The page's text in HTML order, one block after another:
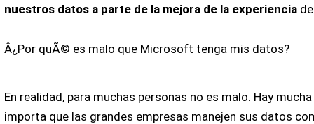
nuestros datos a parte de la mejora de la experiencia
Â¿Por quÃ© es malo que Microsoft tenga mis datos?
En realidad, para muchas personas no es malo. Hay
importa que las grandes empresas manejen sus datos